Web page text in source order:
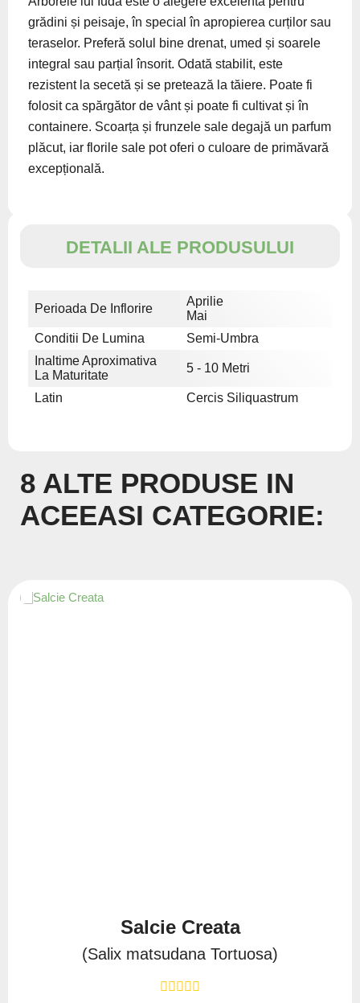
grădini și peisaje, în special în apropierea curților sau
teraselor. Preferă solul bine drenat, umed și soarele
integral sau parțial însorit. Odată stabilit, este
rezistent la secetă și se pretează la tăiere. Poate fi
folosit ca spărgător de vânt și poate fi cultivat și în
containere. Scoarța și frunzele sale degajă un parfum
plăcut, iar florile sale pot oferi o culoare de primăvară
excepțională.
DETALII ALE PRODUSULUI
Perioada De Inflorire
Aprilie
Mai
Conditii De Lumina
Semi-Umbra
Inaltime Aproximativa
La Maturitate
5 - 10 Metri
Latin Cercis Siliquastrum
8 ALTE PRODUSE IN
ACEEASI CATEGORIE:
Salcie Creata
(Salix matsudana Tortuosa)